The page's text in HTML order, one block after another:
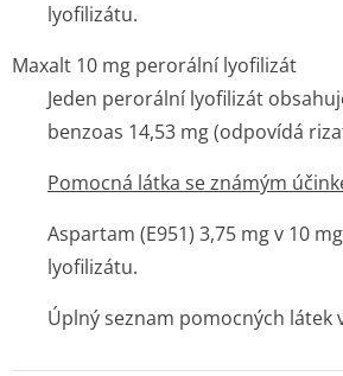
lyofilizátu.
Maxalt 10 mg perorální lyofilizát
Jeden perorální lyofilizát
benzoas 14,53 mg (odpovídá
Pomocná látka se známým
Aspartam (E951) 3,75 mg v 10
lyofilizátu.
Úplný seznam pomocných látek